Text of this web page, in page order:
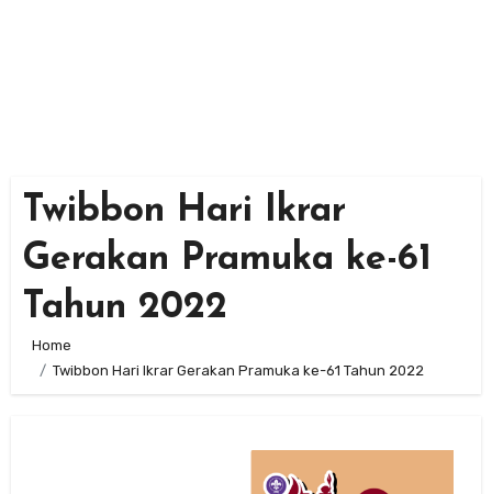
Twibbon Hari Ikrar
Gerakan Pramuka ke-61
Tahun 2022
Home
Twibbon Hari Ikrar Gerakan Pramuka ke-61 Tahun 2022